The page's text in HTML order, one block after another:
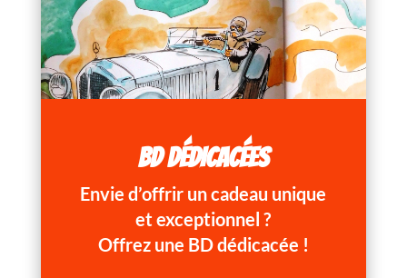
BD DÉDICACÉES
Envie d’offrir un cadeau unique
et exceptionnel ?
Offrez une BD dédicacée !